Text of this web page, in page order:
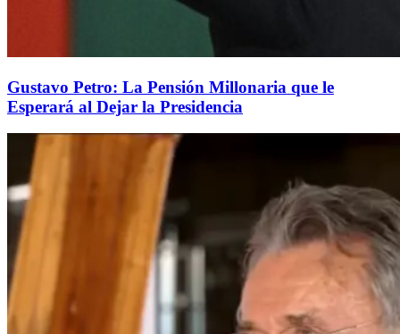
Gustavo Petro: La Pensión Millonaria que le
Esperará al Dejar la Presidencia